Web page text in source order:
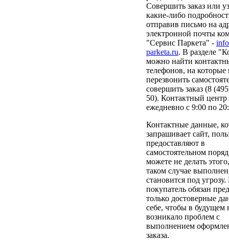
Совершить заказ или
какие-либо
отправив письмо на
электронной почты
"Сервис Паркета" -
parketa.ru. В разделе
можно найти
телефонов, на
перезвонить
совершить заказ (8
50). Контактный центр
ежедневно с 9:00 по
Контактные данные,
запрашивает сайт,
предоставляют в
самостоятельном
можете не делать
таком случае
становится под
покупатель обязан
только достоверные
себе, чтобы в будущем
возникало проблем с
выполнением
заказа.